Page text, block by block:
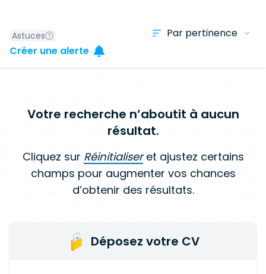
Astuces
Créer une alerte
Votre recherche n’aboutit à aucun
résultat.
Cliquez sur Réinitialiseret ajustez certains
champs pour augmenter vos chances
d’obtenir des résultats.
Déposez votre CV